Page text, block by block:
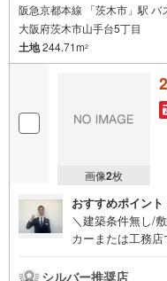
阪急京都本線 「茨木市」駅
大阪府茨木市山手台5丁目
土地244.71m2
画像2枚
おすすめポイント
＼建築条件無し/
カーまたは工務
提案いたしま
シルバー推奨店